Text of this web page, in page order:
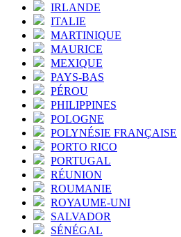
IRLANDE
ITALIE
MARTINIQUE
MAURICE
MEXIQUE
PAYS-BAS
PÉROU
PHILIPPINES
POLOGNE
POLYNÉSIE FRANÇAISE
PORTO RICO
PORTUGAL
RÉUNION
ROUMANIE
ROYAUME-UNI
SALVADOR
SÉNÉGAL